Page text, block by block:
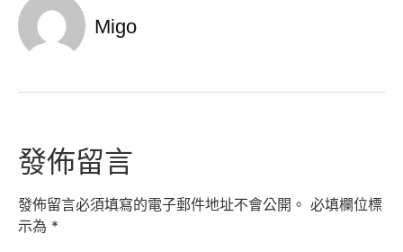
Migo
發佈留言
發佈留言必須填寫的電子郵件地址不會公開。 必填欄位標
示為 *